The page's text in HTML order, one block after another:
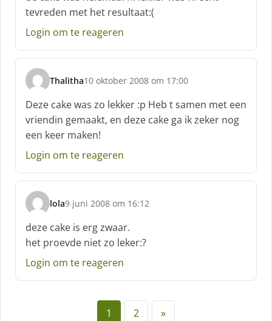
h
r
e
f
tevreden met het resultaat:(
Login om te reageren
Thalitha
s
c
h
r
e
e
:
10 oktober 2008 om 17:00
Deze cake was zo lekker :p Heb t samen met een
vriendin gemaakt, en deze cake ga ik zeker nog
een keer maken!
Login om te reageren
lola
s
h
r
e
9 juni 2008 om 16:12
deze cake is erg zwaar.
het proevde niet zo leker:?
Login om te reageren
1 2 »